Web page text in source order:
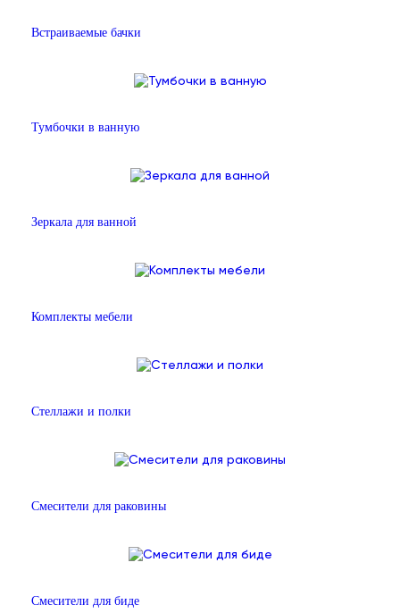
Встраиваемые бачки
Тумбочки в ванную
Зеркала для ванной
Комплекты мебели
Стеллажи и полки
Смесители для раковины
Смесители для биде